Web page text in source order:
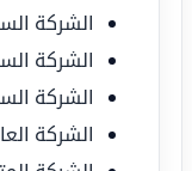
الشركة
الشركة
الشركة
الشركة